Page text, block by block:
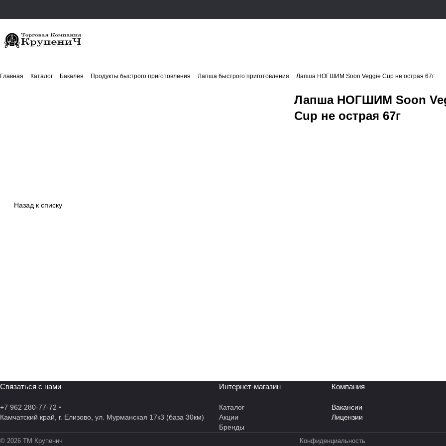
Главная Каталог Бакалея Продукты быстрого приготовления Лапша быстрого приготовления Лапша НОГШИМ Soon Veggie Cup не острая 67г
Лапша НОГШИМ Soon
Cup не острая 67г
Назад к списку
Связаться с нами
+7 962 280-77-72
Камчатский край, г. Елизово, ул. Мурманская 17к3 (база 30км)
Интернет-магазин
Каталог
Акции
Бренды
Компания
Вакансии
Лицензии
© 2026 ТМ Крупенич Конфиденциальность